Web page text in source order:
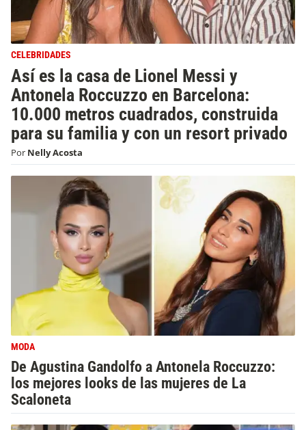
CELEBRIDADES
Así es la casa de Lionel Messi y
Antonela Roccuzzo en Barcelona:
10.000 metros cuadrados, construida
para su familia y con un resort privado
Por Nelly Acosta
MODA
De Agustina Gandolfo a Antonela Roccuzzo:
los mejores looks de las mujeres de La
Scaloneta